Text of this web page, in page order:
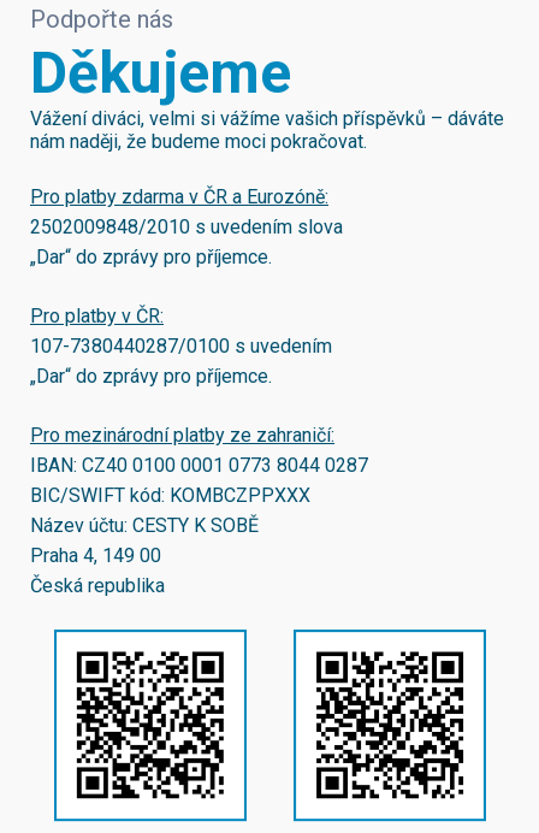
Podpořte nás
Děkujeme
Vážení diváci, velmi si vážíme vašich příspěvků – dáváte
nám naději, že budeme moci pokračovat.
Pro platby zdarma v ČR a Eurozóně:
2502009848/2010 s uvedením slova
„Dar“ do zprávy pro příjemce.
Pro platby v ČR:
107-7380440287/0100 s uvedením
„Dar“ do zprávy pro příjemce.
Pro mezinárodní platby ze zahraničí:
IBAN: CZ40 0100 0001 0773 8044 0287
BIC/SWIFT kód: KOMBCZPPXXX
Název účtu: CESTY K SOBĚ
Praha 4, 149 00
Česká republika